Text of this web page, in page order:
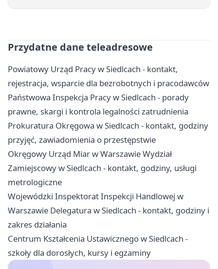
Przydatne dane teleadresowe
Powiatowy Urząd Pracy w Siedlcach - kontakt,
rejestracja, wsparcie dla bezrobotnych i pracodawców
Państwowa Inspekcja Pracy w Siedlcach - porady
prawne, skargi i kontrola legalności zatrudnienia
Prokuratura Okręgowa w Siedlcach - kontakt, godziny
przyjęć, zawiadomienia o przestępstwie
Okręgowy Urząd Miar w Warszawie Wydział
Zamiejscowy w Siedlcach - kontakt, godziny, usługi
metrologiczne
Wojewódzki Inspektorat Inspekcji Handlowej w
Warszawie Delegatura w Siedlcach - kontakt, godziny i
zakres działania
Centrum Kształcenia Ustawicznego w Siedlcach -
szkoły dla dorosłych, kursy i egzaminy